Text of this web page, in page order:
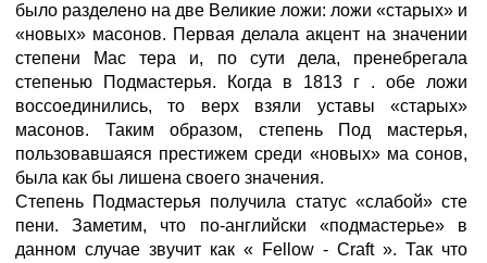
было разделено на две Великие ложи: ложи «старых» и
«новых» масонов. Первая делала акцент на значении
степени Мас тера и, по сути дела, пренебрегала
степенью Подмастерья. Когда в 1813 г . обе ложи
воссоединились, то верх взяли уставы «старых»
масонов. Таким образом, степень Под мастерья,
пользовавшаяся престижем среди «новых» ма сонов,
была как бы лишена своего значения.
Степень Подмастерья получила статус «слабой» сте
пени. Заметим, что по-английски «подмастерье» в
данном случае звучит как « Fellow - Craft ». Так что